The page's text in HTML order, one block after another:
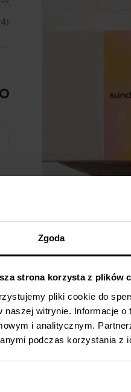
Zgoda
strona korzysta z plików
pliki cookie do
naszej witrynie. Informacje
i analitycznym.
podczas korzystania z
149,00zł